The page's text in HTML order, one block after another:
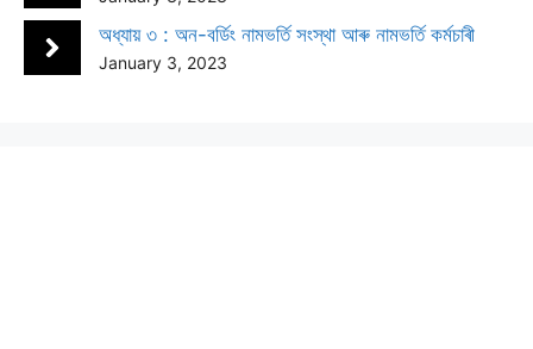
অধ্যায় ৩ : অন-বৰ্ডিং নামভৰ্তি সংস্থা আৰু নামভৰ্তি কৰ্মচাৰী
January 3, 2023